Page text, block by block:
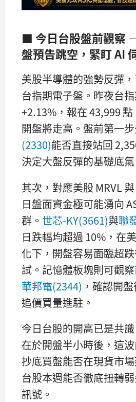
■ 今日台股盤前觀察
盤預告跳空，緊盯 AI
美股半導體的強勢反彈
台指期電子盤。昨夜台
+2.13%，報在 43,999
開盤將走高。盤前第一
(2330)能否直接站回
決定大盤反彈的基礎底氣
其次，對應美股 MRVL
日盤面資金極可能湧向
群。 世芯-KY(3661)與聯
日跌幅均超過 10%，在
化下，開盤容易面臨超
試。記憶體板塊則可觀察
華邦電(2344) ，確認開
追價買量進駐。
今日台股的開高已是共
在於開盤半小時後，這
抄底買盤能否在現貨市
台股本週能否徹底扭轉
訊號。